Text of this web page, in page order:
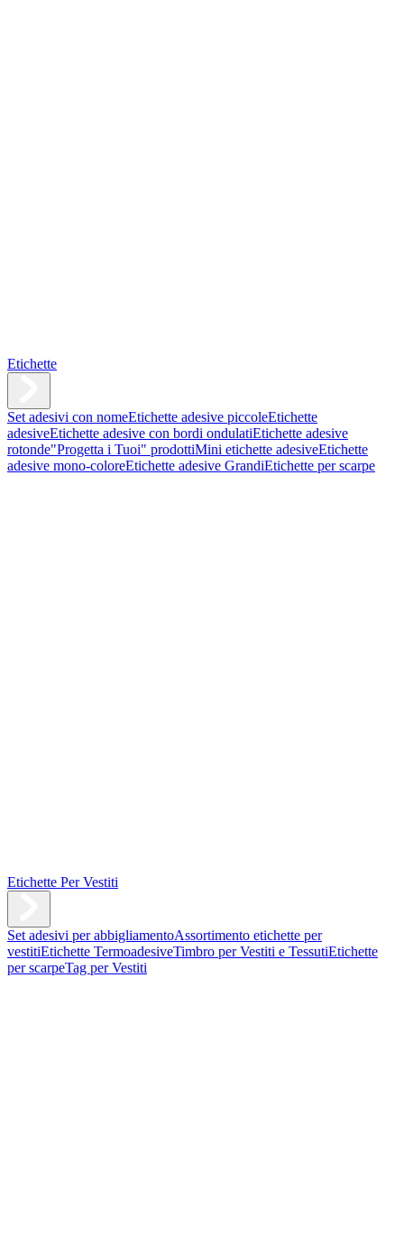
Etichette
Set adesivi con nomeEtichette adesive piccoleEtichette
adesiveEtichette adesive con bordi ondulatiEtichette adesive
rotonde"Progetta i Tuoi" prodottiMini etichette adesiveEtichette
adesive mono-coloreEtichette adesive GrandiEtichette per scarpe
Etichette Per Vestiti
Set adesivi per abbigliamentoAssortimento etichette per
vestitiEtichette TermoadesiveTimbro per Vestiti e TessutiEtichette
per scarpeTag per Vestiti